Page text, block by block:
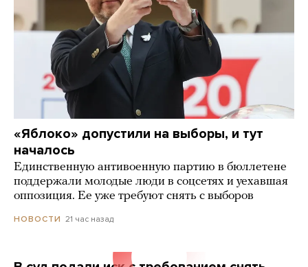
«Яблоко» допустили на выборы, и тут
началось
Единственную антивоенную партию в бюллетене
поддержали молодые люди в соцсетях и уехавшая
оппозиция. Ее уже требуют снять с выборов
НОВОСТИ 21 час назад